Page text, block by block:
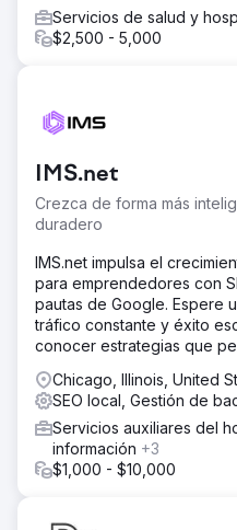
Servicios de salud y
$2,500 - 5,000
IMS.net
Crezca de forma más
duradero
IMS.net impulsa el
para emprendedores con
pautas de Google. Espere
tráfico constante y éxito
conocer estrategias que
Chicago, Illinois, United
SEO local, Gestión de
Servicios auxiliares del
información +3
$1,000 - $10,000